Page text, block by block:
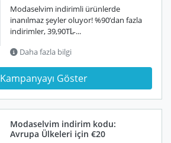
Modaselvim indirimli ürünlerde
inanılmaz şeyler oluyor! %90’dan fazla
indirimler, 39,90TL̵ ...
Daha fazla bilgi
Kampanyayı Göster
Modaselvim indirim kodu:
Avrupa Ülkeleri için €20